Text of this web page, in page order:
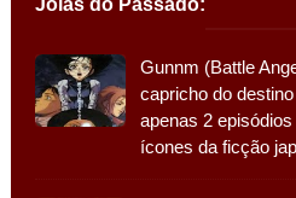
Gunnm (Battle
capricho do
apenas 2
ícones da ficção